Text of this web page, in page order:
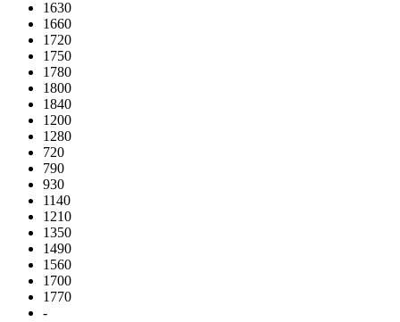
1630
1660
1720
1750
1780
1800
1840
1200
1280
720
790
930
1140
1210
1350
1490
1560
1700
1770
-